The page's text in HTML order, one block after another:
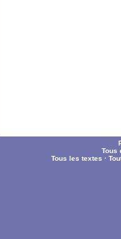
Tous
Tous les textes ·